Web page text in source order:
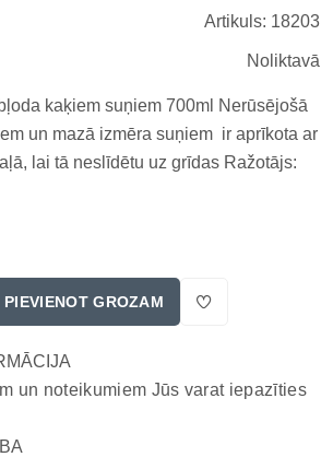
Artikuls: 18203
Noliktavā
kaķiem suņiem 700ml Nerūsējošā
un mazā izmēra suņiem ir aprīkota ar
lai tā neslīdētu uz grīdas Ražotājs:
PIEVIENOT GROZAM
un noteikumiem Jūs varat iepazīties